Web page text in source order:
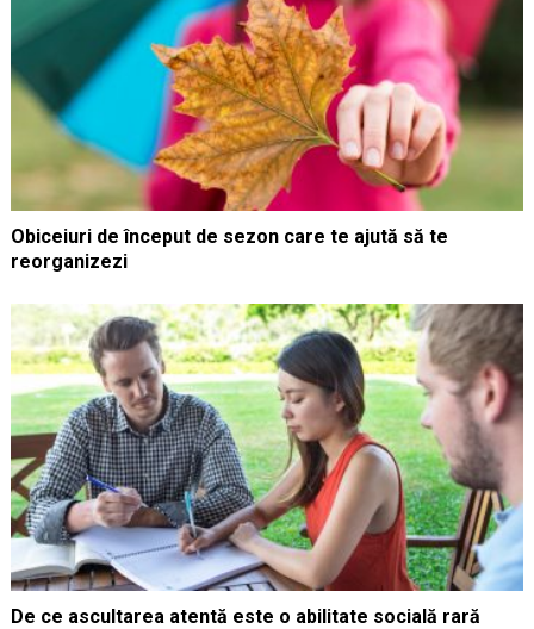
Obiceiuri de început de sezon care te ajută să te
reorganizezi
De ce ascultarea atentă este o abilitate socială rară